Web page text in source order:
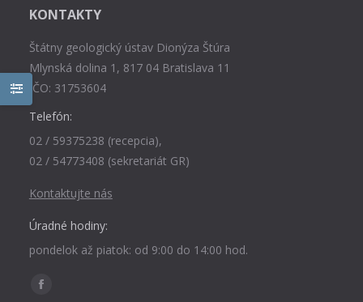
KONTAKTY
Štátny geologický ústav Dionýza Štúra
Mlynská dolina 1, 817 04 Bratislava 11
IČO: 31753604
Telefón:
02 / 59375238 (recepcia),
02 / 54773408 (sekretariát GR)
Kontaktujte nás
Úradné hodiny:
pondelok až piatok: od 9:00 do 14:00 hod.
Find us on:
Facebook